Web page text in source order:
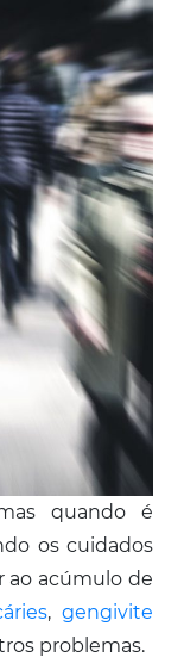
quando é
os cuidados
ao acúmulo de
,gengivite
problemas.